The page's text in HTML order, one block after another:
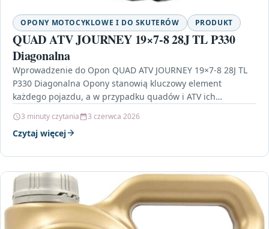
OPONY MOTOCYKLOWE I DO SKUTERÓW PRODUKT
QUAD ATV JOURNEY 19×7-8 28J TL P330
Diagonalna
Wprowadzenie do Opon QUAD ATV JOURNEY 19×7-8 28J TL
P330 Diagonalna Opony stanowią kluczowy element
każdego pojazdu, a w przypadku quadów i ATV ich…
3 minuty czytania 3 czerwca 2026
Czytaj więcej